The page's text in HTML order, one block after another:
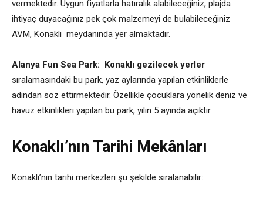
vermektedir. Uygun fiyatlarla hatıralık alabileceğiniz, plajda
ihtiyaç duyacağınız pek çok malzemeyi de bulabileceğiniz
AVM, Konaklı meydanında yer almaktadır.
Alanya Fun Sea Park: Konaklı gezilecek yerler
sıralamasındaki bu park, yaz aylarında yapılan etkinliklerle
adından söz ettirmektedir. Özellikle çocuklara yönelik deniz ve
havuz etkinlikleri yapılan bu park, yılın 5 ayında açıktır.
Konaklı’nın Tarihi Mekânları
Konaklı’nın tarihi merkezleri şu şekilde sıralanabilir: